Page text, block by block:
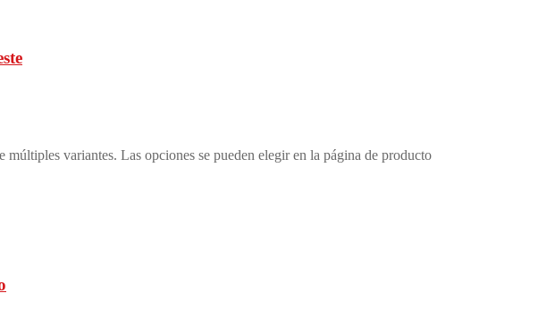
múltiples variantes. Las opciones se pueden elegir en la página de producto